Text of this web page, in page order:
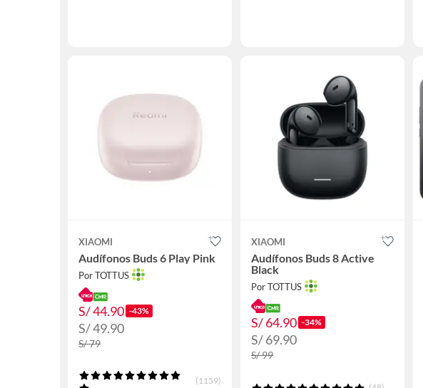
XIAOMI
Audífonos Buds 6 Play Pink
Por TOTTUS
S/ 44.90 -43%
S/ 49.90
S/ 79
(1159)
XIAOMI
Audífonos Buds 8 Active
Black
Por TOTTUS
S/ 64.90 -34%
S/ 69.90
S/ 99